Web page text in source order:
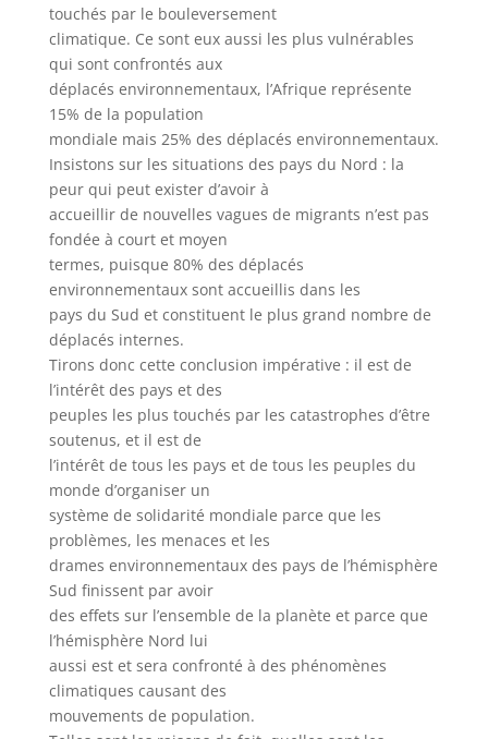
touchés par le bouleversement
climatique. Ce sont eux aussi les plus vulnérables
qui sont confrontés aux
déplacés environnementaux, l’Afrique représente
15% de la population
mondiale mais 25% des déplacés environnementaux.
Insistons sur les situations des pays du Nord : la
peur qui peut exister d’avoir à
accueillir de nouvelles vagues de migrants n’est pas
fondée à court et moyen
termes, puisque 80% des déplacés
environnementaux sont accueillis dans les
pays du Sud et constituent le plus grand nombre de
déplacés internes.
Tirons donc cette conclusion impérative : il est de
l’intérêt des pays et des
peuples les plus touchés par les catastrophes d’être
soutenus, et il est de
l’intérêt de tous les pays et de tous les peuples du
monde d’organiser un
système de solidarité mondiale parce que les
problèmes, les menaces et les
drames environnementaux des pays de l’hémisphère
Sud finissent par avoir
des effets sur l’ensemble de la planète et parce que
l’hémisphère Nord lui
aussi est et sera confronté à des phénomènes
climatiques causant des
mouvements de population.